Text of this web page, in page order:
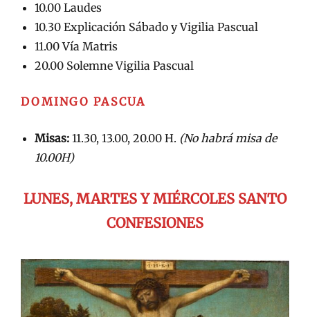
10.00 Laudes
10.30 Explicación Sábado y Vigilia Pascual
11.00 Vía Matris
20.00 Solemne Vigilia Pascual
DOMINGO PASCUA
Misas: 11.30, 13.00, 20.00 H. (No habrá misa de
10.00H)
LUNES, MARTES Y MIÉRCOLES SANTO
CONFESIONES